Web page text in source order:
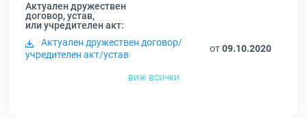
Актуален дружествен
договор, устав,
или учредителен акт:
Актуален дружествен договор/
учредителен акт/устав
от09.10.2020
виж всички